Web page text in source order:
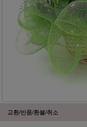
교환/반품/환불/취소